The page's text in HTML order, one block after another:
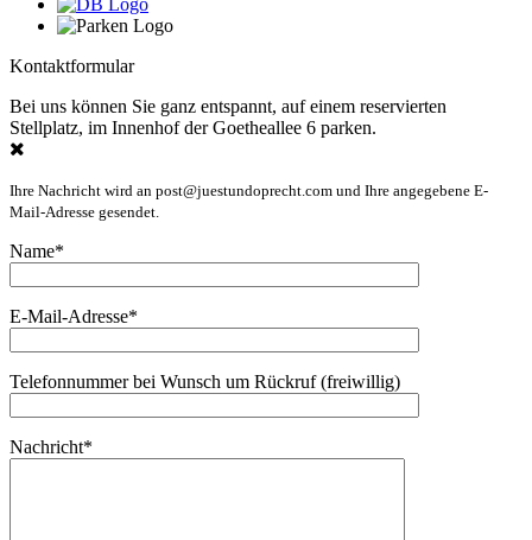
Kontaktformular
Bei uns können Sie ganz entspannt, auf einem reservierten
Stellplatz, im Innenhof der Goetheallee 6 parken.
Ihre Nachricht wird an post@juestundoprecht.com und Ihre angegebene E-
Mail-Adresse gesendet.
Name*
E-Mail-Adresse*
Telefonnummer bei Wunsch um Rückruf (freiwillig)
Nachricht*